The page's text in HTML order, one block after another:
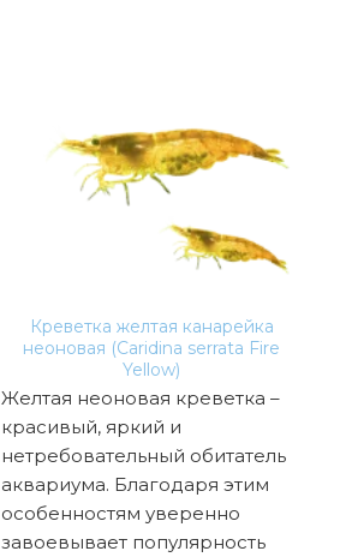
Креветка желтая канарейка
неоновая (Caridina serrata Fire
Yellow)
Желтая неоновая креветка –
красивый, яркий и
нетребовательный обитатель
аквариума. Благодаря этим
особенностям уверенно
завоевывает популярность